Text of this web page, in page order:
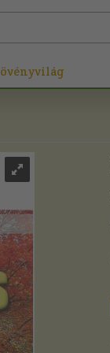
Növényvilág